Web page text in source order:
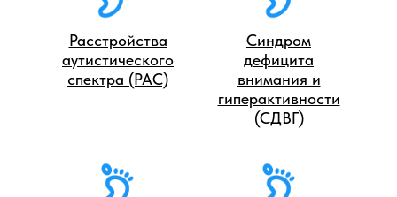
Расстройства
аутистического
спектра (РАС)
Синдром
дефицита
внимания и
гиперактивности
(СДВГ)